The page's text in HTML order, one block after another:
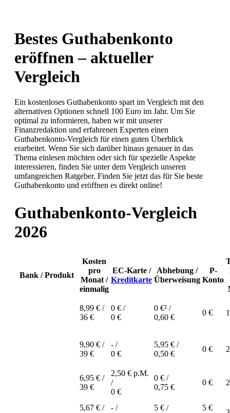
Bestes Guthabenkonto
eröffnen – aktueller
Vergleich
Ein kostenloses Guthabenkonto spart im Vergleich mit den
alternativen Optionen schnell 100 Euro im Jahr. Um Sie
optimal zu informieren, haben wir mit unserer
Finanzredaktion und erfahrenen Experten einen
Guthabenkonto-Vergleich für einen guten Überblick
erarbeitet. Wenn Sie sich darüber hinaus genauer in das
Thema einlesen möchten oder sich für spezielle Aspekte
interessieren, finden Sie unter dem Vergleich unseren
umfangreichen Ratgeber. Finden Sie jetzt das für Sie beste
Guthabenkonto und eröffnen es direkt online!
Guthabenkonto-Vergleich
2026
Bank / Produkt
Kosten
pro
Monat /
einmalig
EC-Karte /
Kreditkarte
Abhebung /
Überweisung
P-
Konto
8,99 € /
36 €
0 € /
0 €
0 €² /
0,60 €
0 €
9,90 € /
39 €
- /
0 €
5,95 € /
0,50 €
0 €
6,95 € /
39 €
2,50 € p.M.
/
0 €
0 € /
0,75 €
0 €
5,67 € /
- /
5 € /
5 €